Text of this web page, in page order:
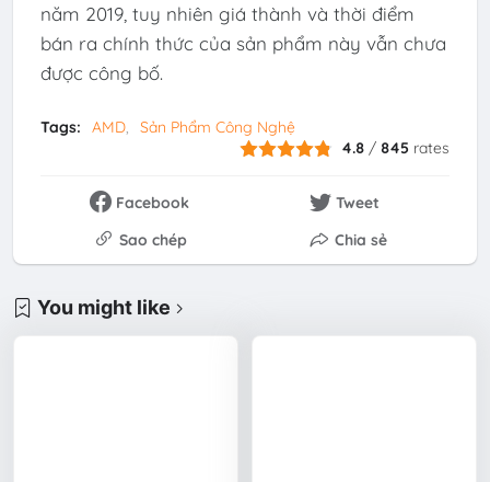
năm 2019, tuy nhiên giá thành và thời điểm
bán ra chính thức của sản phẩm này vẫn chưa
được công bố.
Tags: AMD
Sản Phẩm Công Nghệ
4.8 / 845 rates
Facebook
Tweet
Sao chép
Chia sẻ
You might like